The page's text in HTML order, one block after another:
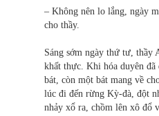
– Không nên lo lắng, ngày
cho thầy.
Sáng sớm ngày thứ tư, thầy
khất thực. Khi hóa duyên
bát, còn một bát mang về
lúc đi đến rừng Kỳ-đà, đột
nhảy xổ ra, chồm lên xô đổ